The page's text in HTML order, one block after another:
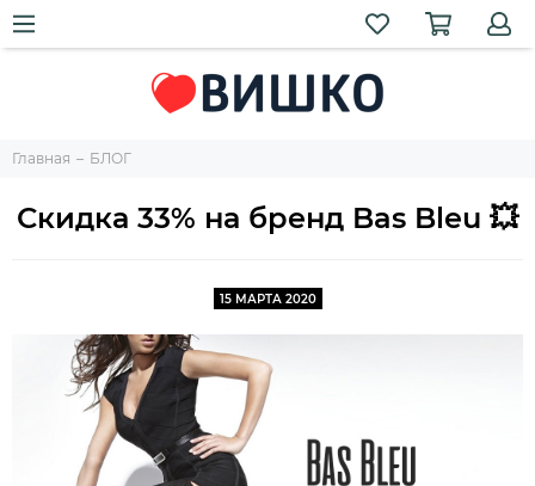
Главная БЛОГ
Скидка 33% на бренд Bas Bleu 💥
15 МАРТА 2020